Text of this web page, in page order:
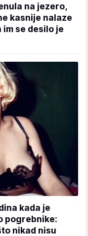
na jezero,
kasnije nalaze
im se desilo je
kada je
pogrebnike:
nikad nisu